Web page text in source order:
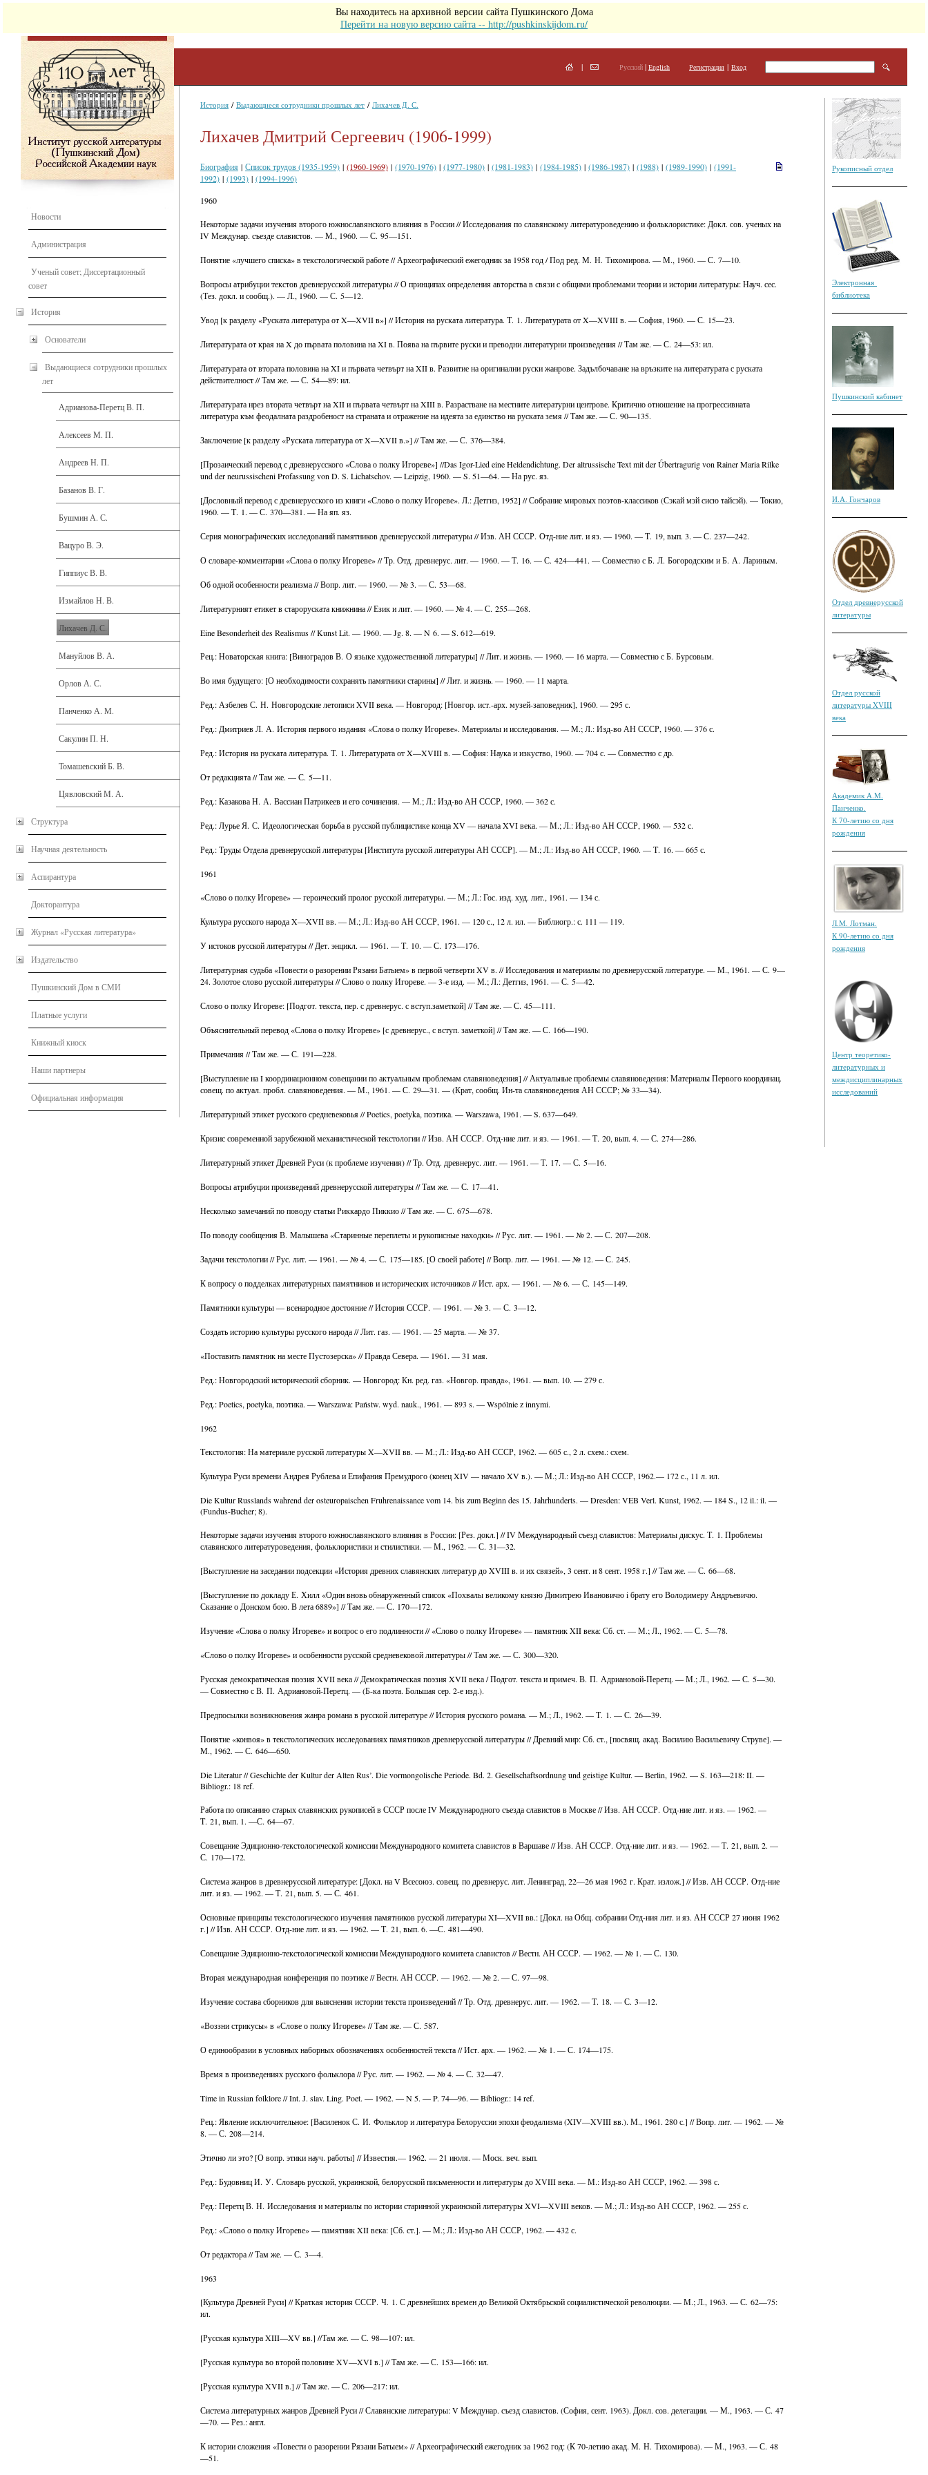
Вы находитесь на архивной версии сайта Пушкинского Дома
Перейти на новую версию сайта -- http://pushkinskijdom.ru/
| Русский | English Регистрация | Вход
Новости
Администрация
Ученый совет; Диссертационный
совет
История
Основатели
Выдающиеся сотрудники прошлых
лет
Адрианова-Перетц В. П.
Алексеев М. П.
Андреев Н. П.
Базанов В. Г.
Бушмин А. С.
Вацуро В. Э.
Гиппиус В. В.
Измайлов Н. В.
Лихачев Д. С.
Мануйлов В. А.
Орлов А. С.
Панченко А. М.
Сакулин П. Н.
Томашевский Б. В.
Цявловский М. А.
Структура
Научная деятельность
Аспирантура
Докторантура
Журнал «Русская литература»
Издательство
Пушкинский Дом в СМИ
Платные услуги
Книжный киоск
Наши партнеры
Официальная информация
История / Выдающиеся сотрудники прошлых лет / Лихачев Д. С.
Лихачев Дмитрий Сергеевич (1906-1999)
Биография | Список трудов (1935-1959) | (1960-1969) | (1970-1976) | (1977-1980) | (1981-1983) | (1984-1985) | (1986-1987) | (1988) | (1989-1990) | (1991-
1992) | (1993) | (1994-1996)
1960
Некоторые задачи изучения второго южнославянского влияния в России // Исследования по славянскому литературоведению и фольклористике: Докл. сов. ученых на
IV Междунар. съезде славистов. — М., 1960. — С. 95—151.
Понятие «лучшего списка» в текстологической работе // Археографический ежегодник за 1958 год / Под ред. М. Н. Тихомирова. — М., 1960. — С. 7—10.
Вопросы атрибуции текстов древнерусской литературы // О принципах определения авторства в связи с общими проблемами теории и истории литературы: Науч. сес.
(Тез. докл. и сообщ.). — Л., 1960. — С. 5—12.
Увод [к разделу «Руската литература от X—XVII в»] // История на руската литература. Т. 1. Литературата от X—XVIII в. — София, 1960. — С. 15—23.
Литературата от края на X до първата половина на XI в. Поява на първите руски и преводни литературни произведения // Там же. — С. 24—53: ил.
Литературата от втората половина на XI и първата четвърт на XII в. Развитие на оригинални руски жанрове. Задълбочаване на връзките на литературата с руската
действителност // Там же. — С. 54—89: ил.
Литературата нрез втората четвърт на XII и първата четвърт на XIII в. Разрастване на местните литературни центрове. Критично отношение на прогрессивната
литература към феодалната раздробеност на страната и отражение на идеята за единство на руската земя // Там же. — С. 90—135.
Заключение [к разделу «Руската литература от X—XVII в.»] // Там же. — С. 376—384.
[Прозаический перевод с древнерусского «Слова о полку Игореве»] //Das Igor-Lied eine Heldendichtung. Der altrussische Text mit der Ǘbertragurig von Rainer Maria Rilke
und der neurussischeni Profassung von D. S. Lichatschov. — Leipzig, 1960. — S. 51—64. — На рус. яз.
[Дословный перевод с древнерусского из книги «Слово о полку Игореве». Л.: Детгиз, 1952] // Собрание мировых поэтов-классиков (Сэкай мэй сисю тайсэй). — Токио,
1960. — Т. 1. — С. 370—381. — На яп. яз.
Серия монографических исследований памятников древнерусской литературы // Изв. АН СССР. Отд-ние лит. и яз. — 1960. — Т. 19, вып. 3. — С. 237—242.
О словаре-комментарии «Слова о полку Игореве» // Тр. Отд. древнерус. лит. — 1960. — Т. 16. — С. 424—441. — Совместно с Б. Л. Богородским и Б. А. Лариным.
Об одной особенности реализма // Вопр. лит. — 1960. — № 3. — С. 53—68.
Литературният етикет в староруската книжнина // Език и лит. — 1960. — № 4. — С. 255—268.
Eine Besonderheit des Realismus // Kunst Lit. — 1960. — Jg. 8. — N 6. — S. 612—619.
Рец.: Новаторская книга: [Виноградов В. О языке художественной литературы] // Лит. и жизнь. — 1960. — 16 марта. — Совместно с Б. Бурсовым.
Во имя будущего: [О необходимости сохранять памятники старины] // Лит. и жизнь. — 1960. — 11 марта.
Ред.: Азбелев С. Н. Новгородские летописи XVII века. — Новгород: [Новгор. ист.-арх. музей-заповедник], 1960. — 295 с.
Ред.: Дмитриев Л. А. История первого издания «Слова о полку Игореве». Материалы и исследования. — М.; Л.: Изд-во АН СССР, 1960. — 376 с.
Ред.: История на руската литература. Т. 1. Литературата от X—XVIII в. — София: Наука и изкуство, 1960. — 704 с. — Совместно с др.
От редакцията // Там же. — С. 5—11.
Ред.: Казакова Н. А. Вассиан Патрикеев и его сочинения. — М.; Л.: Изд-во АН СССР, 1960. — 362 с.
Ред.: Лурье Я. С. Идеологическая борьба в русской публицистике конца XV — начала XVI века. — М.; Л.: Изд-во АН СССР, 1960. — 532 с.
Ред.: Труды Отдела древнерусской литературы [Института русской литературы АН СССР]. — М.; Л.: Изд-во АН СССР, 1960. — Т. 16. — 665 с.
1961
«Слово о полку Игореве» — героический пролог русской литературы. — М.; Л.: Гос. изд. худ. лит., 1961. — 134 с.
Культура русского народа X—XVII вв. — М.; Л.: Изд-во АН СССР, 1961. — 120 с., 12 л. ил. — Библиогр.: с. 111 — 119.
У истоков русской литературы // Дет. энцикл. — 1961. — Т. 10. — С. 173—176.
Литературная судьба «Повести о разорении Рязани Батыем» в первой четверти XV в. // Исследования и материалы по древнерусской литературе. — М., 1961. — С. 9—
24. Золотое слово русской литературы // Слово о полку Игореве. — 3-е изд. — М.; Л.: Детгиз, 1961. — С. 5—42.
Слово о полку Игореве: [Подгот. текста, пер. с древнерус. с вступ.заметкой] // Там же. — С. 45—111.
Объяснительный перевод «Слова о полку Игореве» [с древнерус., с вступ. заметкой] // Там же. — С. 166—190.
Примечания // Там же. — С. 191—228.
[Выступление на I координационном совещании по актуальным проблемам славяноведения] // Актуальные проблемы славяноведения: Материалы Первого координац.
совещ. по актуал. пробл. славяноведения. — М., 1961. — С. 29—31. — (Крат, сообщ. Ин-та славяноведения АН СССР; № 33—34).
Литературный этикет русского средневековья // Poetics, poetyka, поэтика. — Warszawa, 1961. — S. 637—649.
Кризис современной зарубежной механистической текстологии // Изв. АН СССР. Отд-ние лит. и яз. — 1961. — Т. 20, вып. 4. — С. 274—286.
Литературный этикет Древней Руси (к проблеме изучения) // Тр. Отд. древнерус. лит. — 1961. — Т. 17. — С. 5—16.
Вопросы атрибуции произведений древнерусской литературы // Там же. — С. 17—41.
Несколько замечаний по поводу статьи Риккардо Пиккио // Там же. — С. 675—678.
По поводу сообщения В. Малышева «Старинные переплеты и рукописные находки» // Рус. лит. — 1961. — № 2. — С. 207—208.
Задачи текстологии // Рус. лит. — 1961. — № 4. — С. 175—185. [О своей работе] // Вопр. лит. — 1961. — № 12. — С. 245.
К вопросу о подделках литературных памятников и исторических источников // Ист. арх. — 1961. — № 6. — С. 145—149.
Памятники культуры — всенародное достояние // История СССР. — 1961. — № 3. — С. 3—12.
Создать историю культуры русского народа // Лит. газ. — 1961. — 25 марта. — № 37.
«Поставить памятник на месте Пустозерска» // Правда Севера. — 1961. — 31 мая.
Ред.: Новгородский исторический сборник. — Новгород: Кн. ред. газ. «Новгор. правда», 1961. — вып. 10. — 279 с.
Ред.: Poetics, poetyka, поэтика. — Warszawa: Państw. wyd. nauk., 1961. — 893 s. — Wspólnie z innymi.
1962
Текстология: На материале русской литературы X—XVII вв. — М.; Л.: Изд-во АН СССР, 1962. — 605 с., 2 л. схем.: схем.
Культура Руси времени Андрея Рублева и Епифания Премудрого (конец XIV — начало XV в.). — М.; Л.: Изд-во АН СССР, 1962.— 172 с., 11 л. ил.
Die Kultur Russlands wahrend der osteuropaischen Fruhrenaissance vom 14. bis zum Beginn des 15. Jahrhunderts. — Dresden: VEB Verl. Kunst, 1962. — 184 S., 12 il.: il. —
(Fundus-Bucher; 8).
Некоторые задачи изучения второго южнославянского влияния в России: [Рез. докл.] // IV Международный съезд славистов: Материалы дискус. Т. 1. Проблемы
славянского литературоведения, фольклористики и стилистики. — М., 1962. — С. 31—32.
[Выступление на заседании подсекции «История древних славянских литератур до XVIII в. и их связей», 3 сент. и 8 сент. 1958 г.] // Там же. — С. 66—68.
[Выступление по докладу Е. Хилл «Один вновь обнаруженный список «Похвалы великому князю Димитрею Ивановичю i брату его Володимеру Андръевичю.
Сказание о Донском бою. В лета 6889»] // Там же. — С. 170—172.
Изучение «Слова о полку Игореве» и вопрос о его подлинности // «Слово о полку Игореве» — памятник XII века: Сб. ст. — М.; Л., 1962. — С. 5—78.
«Слово о полку Игореве» и особенности русской средневековой литературы // Там же. — С. 300—320.
Русская демократическая поэзия XVII века // Демократическая поэзия XVII века / Подгот. текста и примеч. В. П. Адриановой-Перетц. — М.; Л., 1962. — С. 5—30.
— Совместно с В. П. Адриановой-Перетц. — (Б-ка поэта. Большая сер. 2-е изд.).
Предпосылки возникновения жанра романа в русской литературе // История русского романа. — М.; Л., 1962. — Т. 1. — С. 26—39.
Понятие «конвоя» в текстологических исследованиях памятников древнерусской литературы // Древний мир: Сб. ст., [посвящ. акад. Василию Васильевичу Струве]. —
М., 1962. — С. 646—650.
Die Literatur // Geschichte der Kultur der Alten Rus’. Die vormongolische Periode. Bd. 2. Gesellschaftsordnung und geistige Kultur. — Berlin, 1962. — S. 163—218: II. —
Bibliogr.: 18 ref.
Работа по описанию старых славянских рукописей в СССР после IV Международного съезда славистов в Москве // Изв. АН СССР. Отд-ние лит. и яз. — 1962. —
Т. 21, вып. 1. —С. 64—67.
Совещание Эдиционно-текстологической комиссии Международного комитета славистов в Варшаве // Изв. АН СССР. Отд-ние лит. и яз. — 1962. — Т. 21, вып. 2. —
С. 170—172.
Система жанров в древнерусской литературе: [Докл. на V Всесоюз. совещ. по древнерус. лит. Ленинград, 22—26 мая 1962 г. Крат. излож.] // Изв. АН СССР. Отд-ние
лит. и яз. — 1962. — Т. 21, вып. 5. — С. 461.
Основные принципы текстологического изучения памятников русской литературы XI—XVII вв.: [Докл. на Общ. собрании Отд-ния лит. и яз. АН СССР 27 июня 1962
г.] // Изв. АН СССР. Отд-ние лит. и яз. — 1962. — Т. 21, вып. 6. —С. 481—490.
Совещание Эдиционно-текстологической комиссии Международного комитета славистов // Вестн. АН СССР. — 1962. — № 1. — С. 130.
Вторая международная конференция по поэтике // Вестн. АН СССР. — 1962. — № 2. — С. 97—98.
Изучение состава сборников для выяснения истории текста произведений // Тр. Отд. древнерус. лит. — 1962. — Т. 18. — С. 3—12.
«Воззни стрикусы» в «Слове о полку Игореве» // Там же. — С. 587.
О единообразии в условных наборных обозначениях особенностей текста // Ист. арх. — 1962. — № 1. — С. 174—175.
Время в произведениях русского фольклора // Рус. лит. — 1962. — № 4. — С. 32—47.
Time in Russian folklore // Int. J. slav. Ling. Poet. — 1962. — N 5. — P. 74—96. — Bibliogr.: 14 ref.
Рец.: Явление исключительное: [Василенок С. И. Фольклор и литература Белоруссии эпохи феодализма (XIV—XVIII вв.). М., 1961. 280 с.] // Вопр. лит. — 1962. — №
8. — С. 208—214.
Этично ли это? [О вопр. этики науч. работы] // Известия.— 1962. — 21 июля. — Моск. веч. вып.
Ред.: Будовниц И. У. Словарь русской, украинской, белорусской письменности и литературы до XVIII века. — М.: Изд-во АН СССР, 1962. — 398 с.
Ред.: Перетц В. Н. Исследования и материалы по истории старинной украинской литературы XVI—XVIII веков. — М.; Л.: Изд-во АН СССР, 1962. — 255 с.
Ред.: «Слово о полку Игореве» — памятник XII века: [Сб. ст.]. — М.; Л.: Изд-во АН СССР, 1962. — 432 с.
От редактора // Там же. — С. 3—4.
1963
[Культура Древней Руси] // Краткая история СССР. Ч. 1. С древнейших времен до Великой Октябрьской социалистической революции. — М.; Л., 1963. — С. 62—75:
ил.
[Русская культура XIII—XV вв.] //Там же. — С. 98—107: ил.
[Русская культура во второй половине XV—XVI в.] // Там же. — С. 153—166: ил.
[Русская культура XVII в.] // Там же. — С. 206—217: ил.
Система литературных жанров Древней Руси // Славянские литературы: V Междунар. съезд славистов. (София, сент. 1963). Докл. сов. делегации. — М., 1963. — С. 47
—70. — Рез.: англ.
К истории сложения «Повести о разорении Рязани Батыем» // Археографический ежегодник за 1962 год: (К 70-летию акад. М. Н. Тихомирова). — М., 1963. — С. 48
—51.
Рукописный отдел
Электронная
библиотека
Пушкинский кабинет
И.А. Гончаров
Отдел древнерусской
литературы
Отдел русской
литературы XVIII
века
Академик А.М.
Панченко.
К 70-летию со дня
рождения
Л.М. Лотман.
К 90-летию со дня
рождения
Центр теоретико-
литературных и
междисциплинарных
исследований